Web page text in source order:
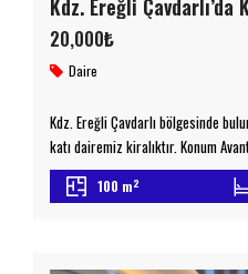
20,000₺
Daire
Kdz. Ereğli Çavdarlı bölgesinde
katı dairemiz kiralıktır. Konum
Askeriye gibi kamu kurumlarına
Marketler, okullar (İlkokul,
100 m2